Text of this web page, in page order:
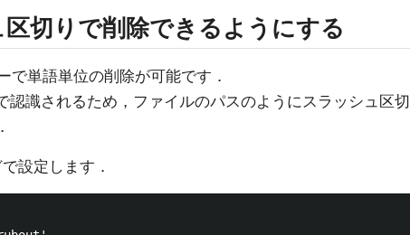
切りで削除できるようにする
単語単位の削除が可能です．
認識されるため，ファイルのパスのようにスラッシュ区切
設定します．